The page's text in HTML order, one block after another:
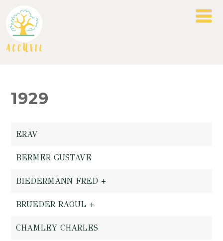
1929
ERAV
BERMER GUSTAVE
BIEDERMANN FRED +
BRUEDER RAOUL +
CHAMLEY CHARLES